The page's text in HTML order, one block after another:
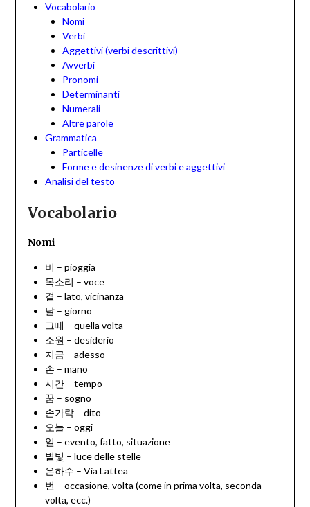
Vocabolario
Nomi
Verbi
Aggettivi (verbi descrittivi)
Avverbi
Pronomi
Determinanti
Numerali
Altre parole
Grammatica
Particelle
Forme e desinenze di verbi e aggettivi
Analisi del testo
Vocabolario
Nomi
비 – pioggia
목소리 – voce
곁 – lato, vicinanza
날 – giorno
그때 – quella volta
소원 – desiderio
지금 – adesso
손 – mano
시간 – tempo
꿈 – sogno
손가락 – dito
오늘 – oggi
일 – evento, fatto, situazione
별빛 – luce delle stelle
은하수 – Via Lattea
번 – occasione, volta (come in prima volta, seconda
volta, ecc.)